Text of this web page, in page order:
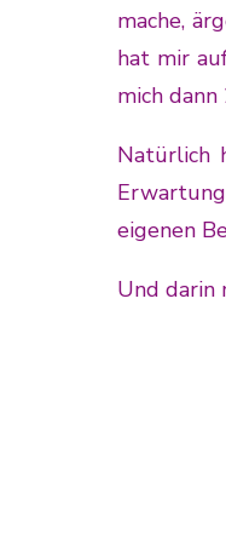
mache,
hat mir
mich
Natürlich
eigenen
Und darin